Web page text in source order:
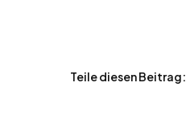
Teile diesen Beitrag: